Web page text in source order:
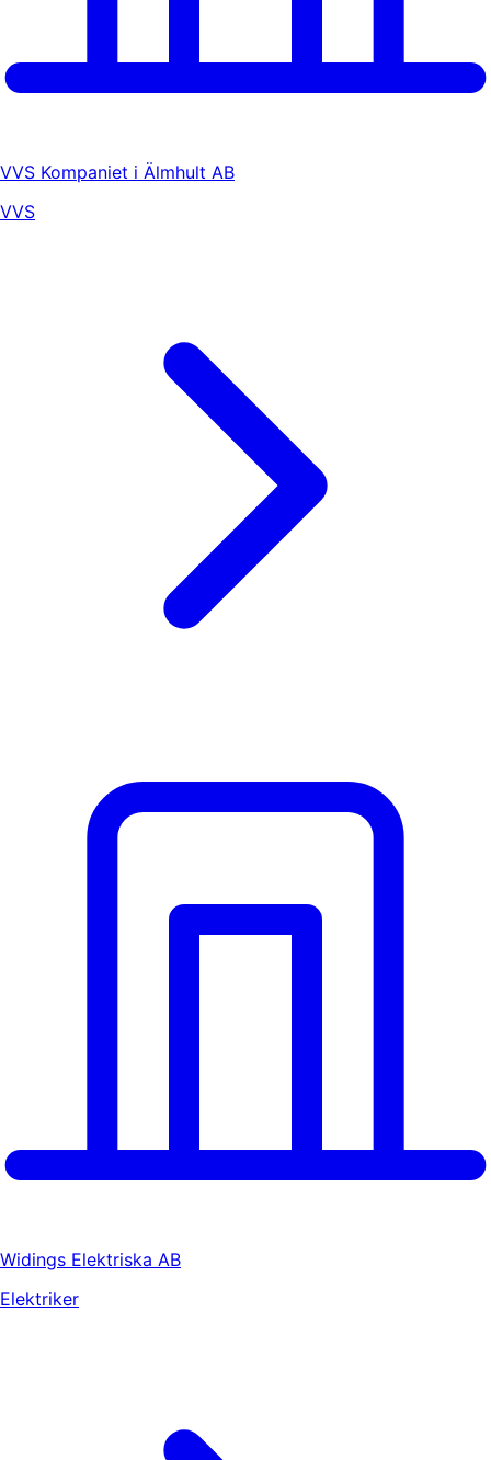
VVS Kompaniet i Älmhult AB
VVS
Widings Elektriska AB
Elektriker